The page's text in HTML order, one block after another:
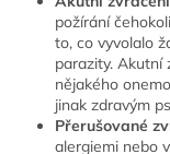
požírání
to, co vyvolalo
parazity. Akutní
nějakého
jinak zdravým
Přerušované
alergiemi nebo